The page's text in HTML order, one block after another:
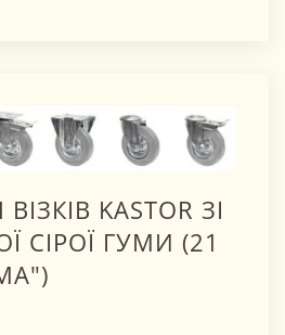
KASTOR ЗІ
СІРОЇ ГУМИ (21